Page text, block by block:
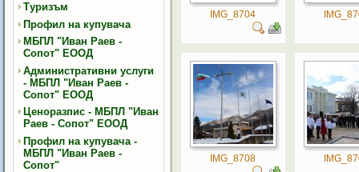
Туризъм
Профил на купувача
МБПЛ "Иван Раев -
Сопот" ЕООД
Административни услуги
- МБПЛ "Иван Раев -
Сопот" ЕООД
Ценоразпис - МБПЛ "Иван
Раев - Сопот" ЕООД
Профил на купувача -
МБПЛ "Иван Раев -
Сопот"
IMG_8704
IMG_8708